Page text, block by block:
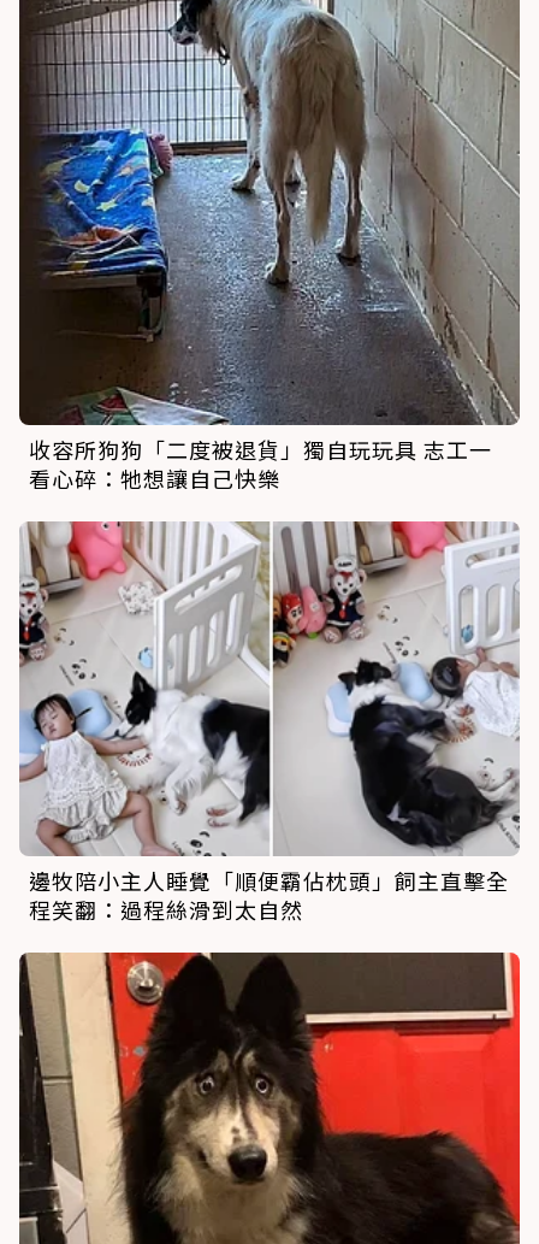
收容所狗狗「二度被退貨」獨自玩玩具 志工一
看心碎：牠想讓自己快樂
邊牧陪小主人睡覺「順便霸佔枕頭」飼主直擊全
程笑翻：過程絲滑到太自然